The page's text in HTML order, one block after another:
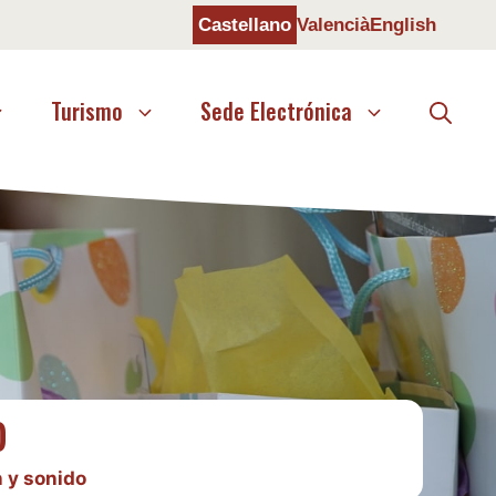
Castellano ValenciàEnglish
Turismo Sede Electrónica
y sonido